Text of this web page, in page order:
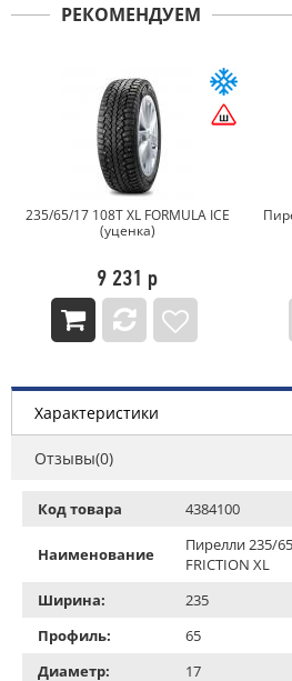
РЕКОМЕНДУЕМ
235/65/17 108T XL FORMULA ICE
(уценка)
9 231 р
Характеристики
Отзывы(0)
Код товара 4384100
Наименование
Пирелли 235/
FRICTION XL
Ширина:
235
Профиль:
65
Диаметр:
17